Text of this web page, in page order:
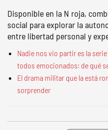
Disponible en la N roja,
social para explorar la
entre libertad personal y
Nadie nos vio partir es la
todos emocionados: de qué
El drama militar que la está
sorprender